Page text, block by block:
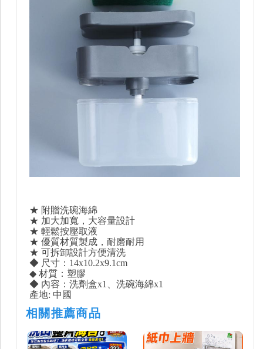
★ 附贈洗碗海綿
★ 加大加寬，大容量設計
★ 輕鬆按壓取液
★ 優質材質製成，耐磨耐用
★ 可拆卸設計方便清洗
◆ 尺寸：14x10.2x9.1cm
◆ 材質：塑膠
◆ 內容：洗劑盒x1、洗碗海綿x1
產地: 中國
相關推薦商品